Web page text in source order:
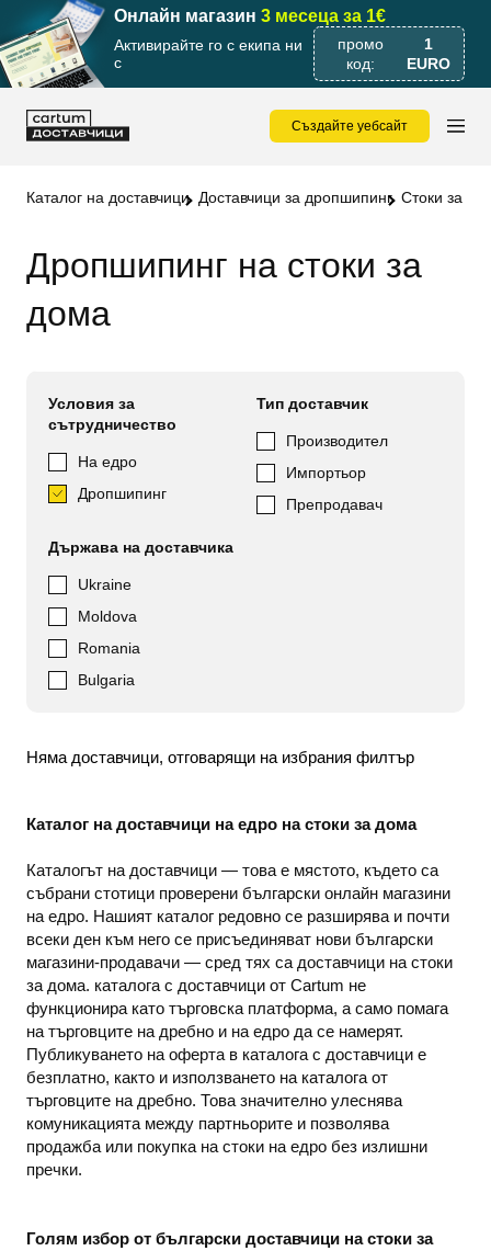
Онлайн магазин 3 месеца за 1€
Активирайте го с екипа ни
с
промо
код:
1
EURO
Създайте уебсайт
Каталог на доставчици Доставчици за дропшипинг Стоки за
Дропшипинг на стоки за
дома
Условия за
сътрудничество
На едро
Дропшипинг
Тип доставчик
Производител
Импортьор
Препродавач
Държава на доставчика
Ukraine
Moldova
Romania
Bulgaria
Няма доставчици, отговарящи на избрания филтър
Каталог на доставчици на едро на стоки за дома
Каталогът на доставчици — това е мястото, където са
събрани стотици проверени български онлайн магазини
на едро. Нашият каталог редовно се разширява и почти
всеки ден към него се присъединяват нови български
магазини-продавачи — сред тях са доставчици на стоки
за дома. каталога с доставчици от Cartum не
функционира като търговска платформа, а само помага
на търговците на дребно и на едро да се намерят.
Публикуването на оферта в каталога с доставчици е
безплатно, както и използването на каталога от
търговците на дребно. Това значително улеснява
комуникацията между партньорите и позволява
продажба или покупка на стоки на едро без излишни
пречки.
Голям избор от български доставчици на стоки за